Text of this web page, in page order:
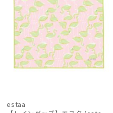
POLO RALPH LAUREN
ポロ ラルフ ローレン
SWASH LONDON
スウォッシュロンドン
estaa